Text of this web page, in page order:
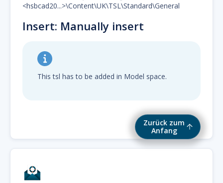
Zurück zum
Anfang
<hsbcad20...>\Content\UK\TSL\Standard\General
Insert: Manually insert
This tsl has to be added in Model space.